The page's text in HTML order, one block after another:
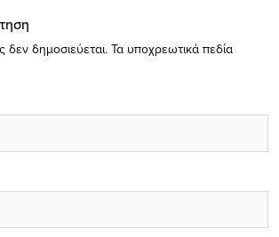
δημοσιεύεται. Τα υποχρεωτικά πεδία